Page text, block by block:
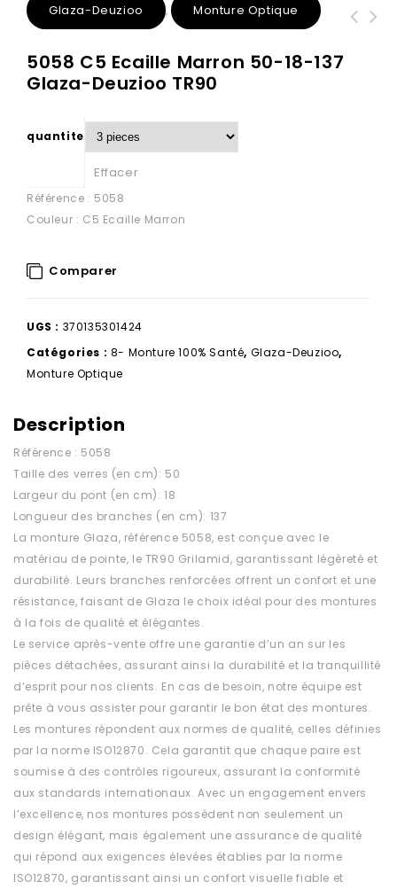
Glaza-Deuzioo , Monture Optique
5058 C5 Ecaille Marron 50-18-137
Glaza-Deuzioo TR90
quantite
Effacer
Référence : 5058
Couleur : C5 Ecaille Marron
Comparer
UGS : 370135301424
Catégories : 8- Monture 100% Santé, Glaza-Deuzioo,
Monture Optique
Description
Référence : 5058
Taille des verres (en cm): 50
Largeur du pont (en cm): 18
Longueur des branches (en cm): 137
La monture Glaza, référence 5058, est conçue avec le
matériau de pointe, le TR90 Grilamid, garantissant légèreté et
durabilité. Leurs branches renforcées offrent un confort et une
résistance, faisant de Glaza le choix idéal pour des montures
à la fois de qualité et élégantes.
Le service après-vente offre une garantie d’un an sur les
pièces détachées, assurant ainsi la durabilité et la tranquillité
d’esprit pour nos clients. En cas de besoin, notre équipe est
prête à vous assister pour garantir le bon état des montures.
Les montures répondent aux normes de qualité, celles définies
par la norme ISO12870. Cela garantit que chaque paire est
soumise à des contrôles rigoureux, assurant la conformité
aux standards internationaux. Avec un engagement envers
l’excellence, nos montures possèdent non seulement un
design élégant, mais également une assurance de qualité
qui répond aux exigences élevées établies par la norme
ISO12870, garantissant ainsi un confort visuelle fiable et